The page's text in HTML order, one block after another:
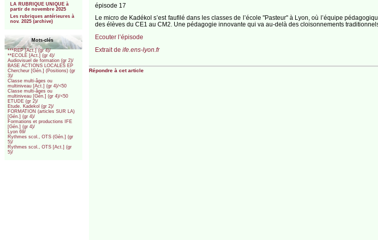
LA RUBRIQUE UNIQUE à
partir de novembre 2025
Les rubriques antérieures à
nov. 2025 (archive)
Mots-clés
***REP [Act.] (gr 4)/
**ECOLE [Act.] (gr 4)/
Audiovisuel de formation (gr 2)/
BASE ACTIONS LOCALES EP
Chercheur [Gén.] (Positions) (gr
3)/
Classe multi-âges ou
multiniveau [Act.] (gr 4)/<50
Classe multi-âges ou
multiniveau [Gén.] (gr 4)/<50
ETUDE (gr 2)/
Etude. Kadekol (gr 2)/
FORMATION (articles SUR LA)
[Gén.] (gr 4)/
Formations et productions IFE
[Gén.] (gr 4)/
Lyon 69/
Rythmes scol., OTS (Gén.] (gr
5)/
Rythmes scol., OTS [Act.] (gr
5)/
épisode 17
Le micro de Kadékol s’est faufilé dans les classes de l’école "Pasteur" à Lyon, où l’équipe
des élèves du CE1 au CM2. Une pédagogie innovante qui va au-delà des cloisonnements
Ecouter l’épisode
Extrait de ife.ens-lyon.fr
Répondre à cet article